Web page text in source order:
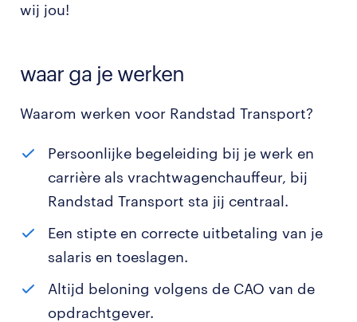
wij jou!
waar ga je werken
Waarom werken voor Randstad Transport?
Persoonlijke begeleiding bij je werk en
carrière als vrachtwagenchauffeur, bij
Randstad Transport sta jij centraal.
Een stipte en correcte uitbetaling van je
salaris en toeslagen.
Altijd beloning volgens de CAO van de
opdrachtgever.